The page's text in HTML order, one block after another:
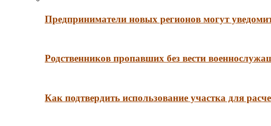
Предприниматели новых регионов могут
Родственников пропавших без вести
Как подтвердить использование участка для